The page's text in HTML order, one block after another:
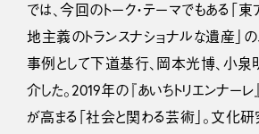
では、今回のトーク・テーマでもある「
地主義のトランスナショナルな遺産」
事例として下道基行、岡本光博、小泉
介した。2019年の『あいちトリエンナー
が高まる「社会と関わる芸術」。文化研